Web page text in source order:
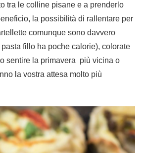
tra le colline pisane e a prenderlo
la possibilità di rallentare per
comunque sono davvero
fillo ha poche calorie), colorate
sentire la primavera più vicina o
la vostra attesa molto più